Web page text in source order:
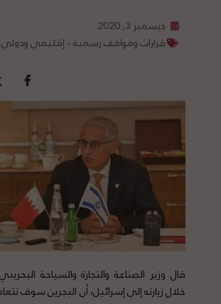
ديسمبر 3, 2020
قرارات ومواقف رسمية - إقليمي ودولي
قال وزير الصناعة والتجارة والسياحة
خلال زيارته إلى إسرائيل، أن البحرين سوف